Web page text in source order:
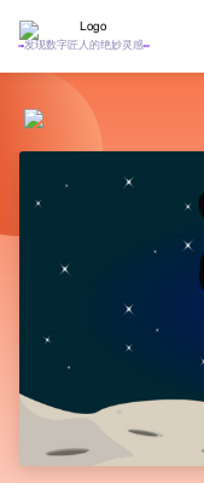
发现数字匠人的绝妙灵感